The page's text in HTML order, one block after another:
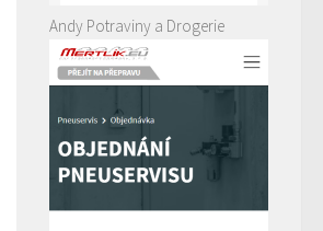
Andy Potraviny a Drogerie